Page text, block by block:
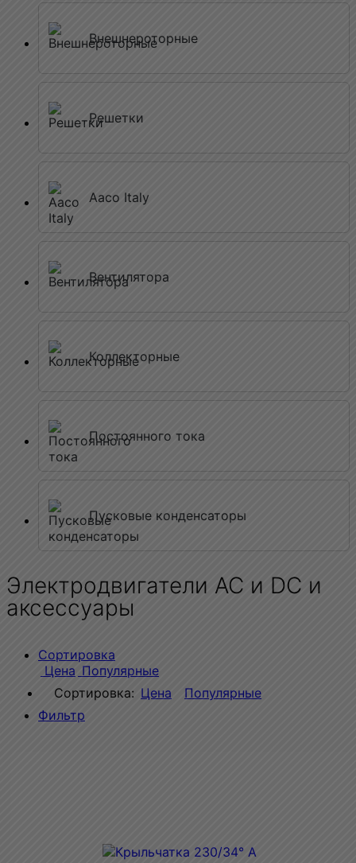
Внешнероторные
Решетки
Aaco Italy
Вентилятора
Коллекторные
Постоянного тока
Пусковые конденсаторы
Электродвигатели AC и DC и
аксессуары
Сортировка
Цена Популярные
Сортировка: Цена
Популярные
Фильтр